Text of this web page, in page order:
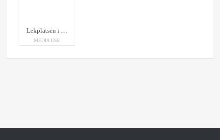
Lekplatsen i Främmestad.
MEDIA USE